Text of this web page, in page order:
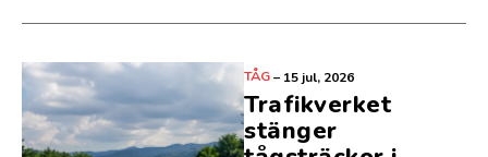
TÅG– 15 jul, 2026
Trafikverket
stänger